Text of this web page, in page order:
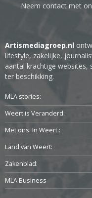
Neem contact met
Artismediagroep.nl
lifestyle, zakelijke,
aantal krachtige websites,
ter beschikking.
MLA stories:
Weert is Veranderd:
Met ons. In Weert.:
Land van Weert:
Zakenblad:
MLA Business